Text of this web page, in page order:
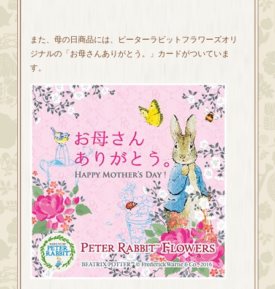
また、母の日商品には、ピーターラビットフラワーズオリ
ジナルの「お母さんありがとう。」カードがついていま
す。